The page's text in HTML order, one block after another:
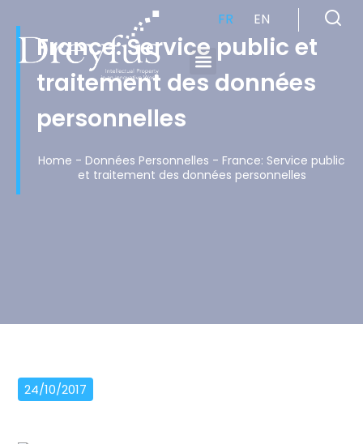
FR EN
France: Service public et
traitement des données
personnelles
Home - Données Personnelles - France: Service public
et traitement des données personnelles
24/10/2017